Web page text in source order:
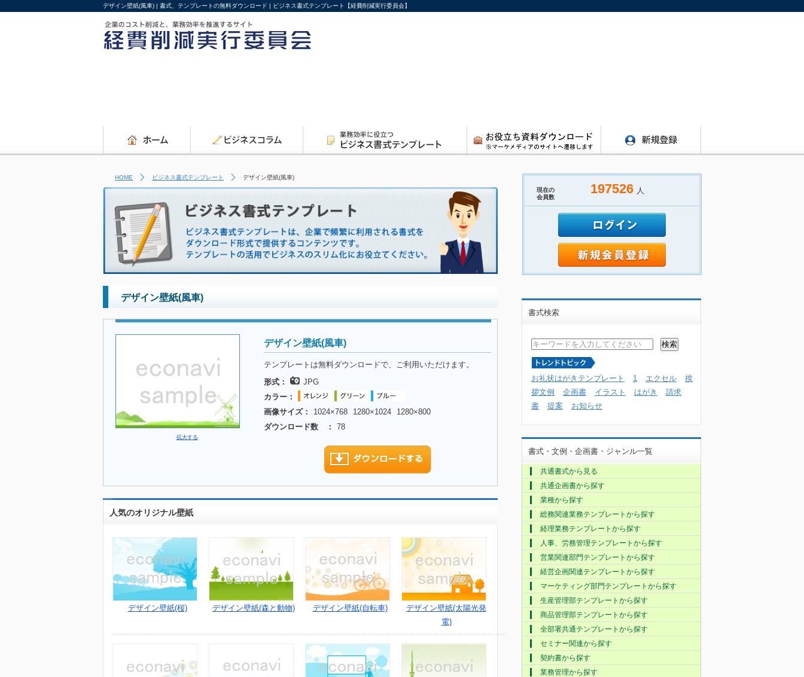
デザイン壁紙(風車) | 書式、テンプレートの無料ダウンロード | ビジネス書式テンプレート【経費削減実行委員会】
HOME ビジネス書式テンプレート デザイン壁紙(風車)
デザイン壁紙(風車)
拡大する
デザイン壁紙(風車)
テンプレートは無料ダウンロードで、ご利用いただけます。
形式：
JPG
カラー：
画像サイズ：
1024×768 1280×1024
1280×800
ダウンロード数 ：
78
人気のオリジナル壁紙
デザイン壁紙(桜) デザイン壁紙(森と動物) デザイン壁紙(自転車)
デザイン壁紙(太陽光発
電)
現在の
会員数
197526 人
書式検索
お礼状はがきテンプレート 1 エクセル
挨
拶文例
企画書 イラスト はがき
請求
書
提案 お知らせ
書式・文例・企画書・ジャンル一覧
共通書式から見る
共通企画書から探す
業種から探す
総務関連業務テンプレートから探す
経理業務テンプレートから探す
人事、労務管理テンプレートから探す
営業関連部門テンプレートから探す
経営企画関連テンプレートから探す
マーケティング部門テンプレートから探す
生産管理部テンプレートから探す
商品管理部テンプレートから探す
全部署共通テンプレートから探す
セミナー関連から探す
契約書から探す
業務管理から探す